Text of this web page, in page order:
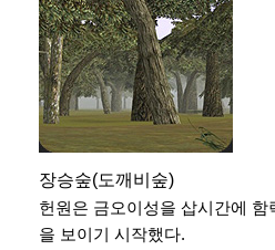
장승숲(도깨비숲)
헌원은 금오이성을 삽시간에 함
을 보이기 시작했다.